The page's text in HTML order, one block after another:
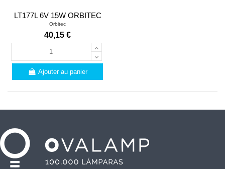
LT177L 6V 15W ORBITEC
Orbitec
40,15 €
Ajouter au panier